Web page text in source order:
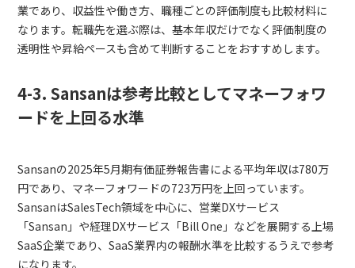
業であり、収益性や働き方、職種ごとの評価制度も比較材料に
なります。転職先を選ぶ際は、基本年収だけでなく評価制度の
透明性や昇給ペースも含めて判断することをおすすめします。
4-3. Sansanは参考比較としてマネーフォワ
ードを上回る水準
Sansanの2025年5月期有価証券報告書による平均年収は780万
円であり、マネーフォワードの723万円を上回っています。
SansanはSalesTech領域を中心に、営業DXサービス
「Sansan」や経理DXサービス「Bill One」などを展開する上場
SaaS企業であり、SaaS業界内の報酬水準を比較するうえで参考
になります。